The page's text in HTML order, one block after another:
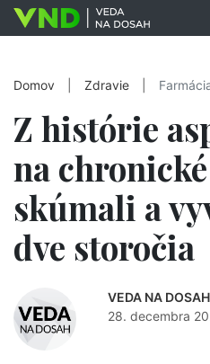
Domov Zdravie
Z histórie
na
skúmali a
dve storočia
VEDA NA DOSAH
28. decembra